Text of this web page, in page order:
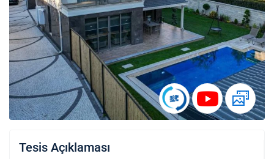
Tesis Açıklaması